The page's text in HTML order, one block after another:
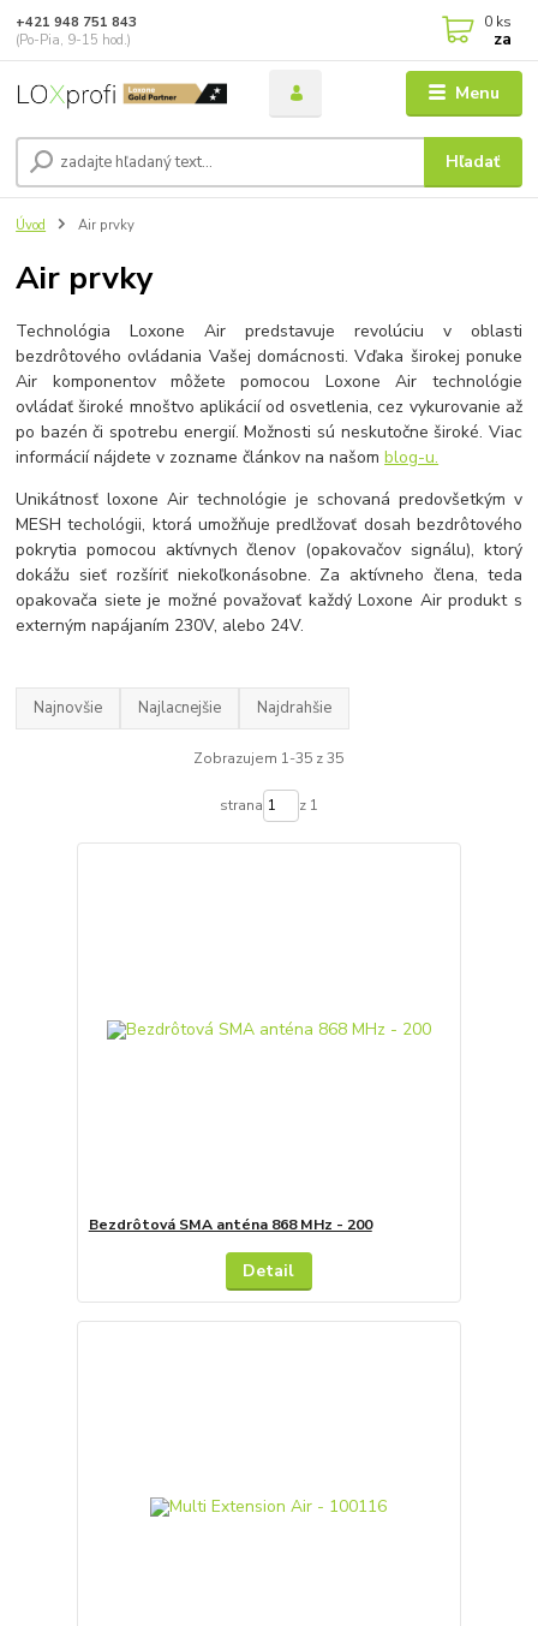
Menu
Hľadať
+421 948 751 843
(Po-Pia, 9-15 hod.)
0 ks
za
Úvod Air prvky
Air prvky
Technológia Loxone Air predstavuje revolúciu v oblasti
bezdrôtového ovládania Vašej domácnosti. Vďaka širokej ponuke
Air komponentov môžete pomocou Loxone Air technológie
ovládať široké mnoštvo aplikácií od osvetlenia, cez vykurovanie až
po bazén či spotrebu energií. Možnosti sú neskutočne široké. Viac
informácií nájdete v zozname článkov na našomblog-u.
Unikátnosť loxone Air technológie je schovaná predovšetkým v
MESH techológii, ktorá umožňuje predlžovať dosah bezdrôtového
pokrytia pomocou aktívnych členov (opakovačov signálu), ktorý
dokážu sieť rozšíriť niekoľkonásobne. Za aktívneho člena, teda
opakovača siete je možné považovať každý Loxone Air produkt s
externým napájaním 230V, alebo 24V.
Najnovšie Najlacnejšie Najdrahšie
Zobrazujem 1-35 z 35
strana z 1
Bezdrôtová SMA anténa 868 MHz - 200
Detail